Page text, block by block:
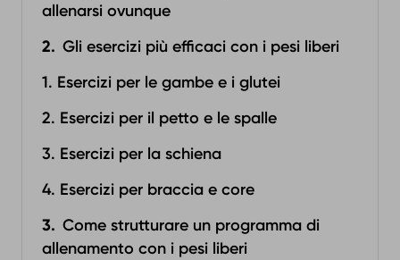
allenarsi ovunque
Gli esercizi più efficaci con i pesi liberi
1. Esercizi per le gambe e i glutei
2. Esercizi per il petto e le spalle
3. Esercizi per la schiena
4. Esercizi per braccia e core
Come strutturare un programma di
allenamento con i pesi liberi